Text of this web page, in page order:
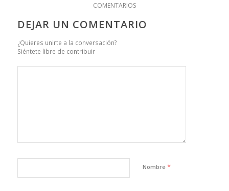
COMENTARIOS
DEJAR UN COMENTARIO
¿Quieres unirte a la conversación?
Siéntete libre de contribuir
Nombre *